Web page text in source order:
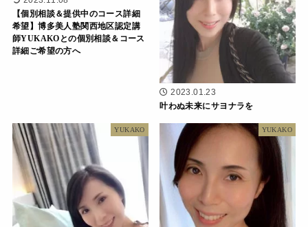
【個別相談＆提供中のコース詳細
希望】博多美人塾関西地区認定講
師YUKAKOとの個別相談＆コース
詳細ご希望の方へ
2023.01.23
叶わぬ未来にサヨナラを
YUKAKO YUKAKO